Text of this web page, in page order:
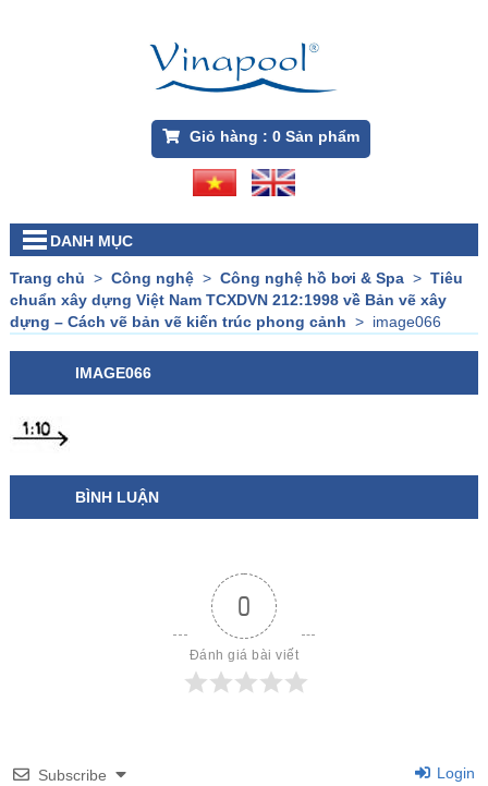
Giỏ hàng : 0Sản phẩm
DANH MỤC
Trang chủ > Công nghệ> Công nghệ hồ bơi & Spa> Tiêu
chuẩn xây dựng Việt Nam TCXDVN 212:1998 về Bản vẽ xây
dựng – Cách vẽ bản vẽ kiến trúc phong cảnh > image066
IMAGE066
BÌNH LUẬN
0
Đánh giá bài viết
Subscribe Login